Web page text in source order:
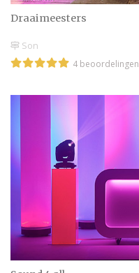
Draaimeesters
Son
4 beoordelingen